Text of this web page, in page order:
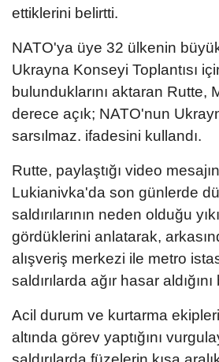
ettiklerini belirtti.
NATO'ya üye 32 ülkenin
Ukrayna Konseyi Toplantısı
bulunduklarını aktaran Rutte,
derece açık; NATO'nun
sarsılmaz. ifadesini kullandı.
Rutte, paylaştığı video
Lukianivka'da son günlerde
saldırılarının neden olduğu
gördüklerini anlatarak,
alışveriş merkezi ile metro
saldırılarda ağır hasar
Acil durum ve kurtarma
altında görev yaptığını